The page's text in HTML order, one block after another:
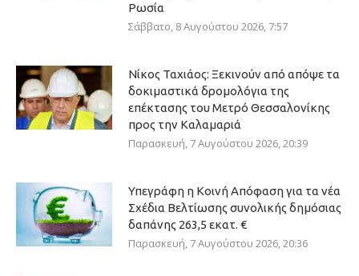
Ρωσία
Σάββατο, 8 Αυγούστου 2026, 7:57
Νίκος Ταχιάος: Ξεκινούν από απόψε τα
δοκιμαστικά δρομολόγια της
επέκτασης του Μετρό Θεσσαλονίκης
προς την Καλαμαριά
Παρασκευή, 7 Αυγούστου 2026, 20:39
Υπεγράφη η Κοινή Απόφαση για τα νέα
Σχέδια Βελτίωσης συνολικής δημόσιας
δαπάνης 263,5 εκατ. €
Παρασκευή, 7 Αυγούστου 2026, 20:36